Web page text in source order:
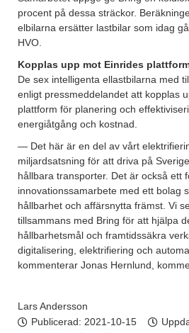
procent på dessa sträckor.
elbilarna ersätter lastbilar som idag
HVO.
Kopplas upp mot Einrides
De sex intelligenta ellastbilarna med
enligt pressmeddelandet att kopplas
plattform för planering och
energiåtgång och kostnad.
— Det här är en del av vårt
miljardsatsning för att driva på
hållbara transporter. Det är också ett
innovationssamarbete med ett bolag
hållbarhet och affärsnytta främst. Vi
tillsammans med Bring för att hjälpa
hållbarhetsmål och framtidssäkra
digitalisering, elektrifiering och
kommenterar Jonas Hernlund,
Lars Andersson
Publicerad: 2021-10-15